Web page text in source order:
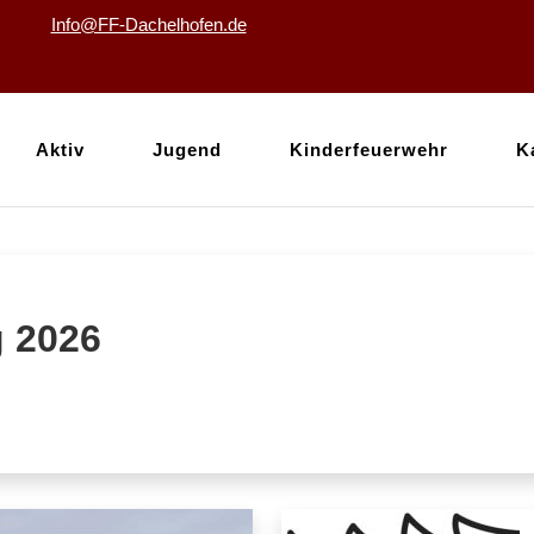
Info@FF-Dachelhofen.de
Aktiv Jugend Kinderfeuerwehr